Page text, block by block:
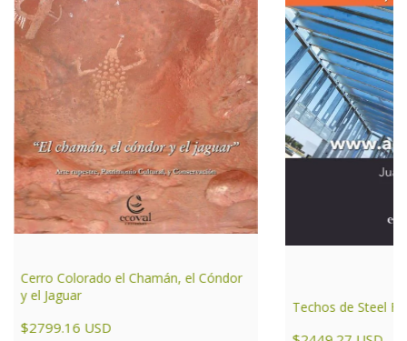
Cerro Colorado el Chamán, el Cóndor
y el Jaguar
$2799.16 USD
Techos de Steel